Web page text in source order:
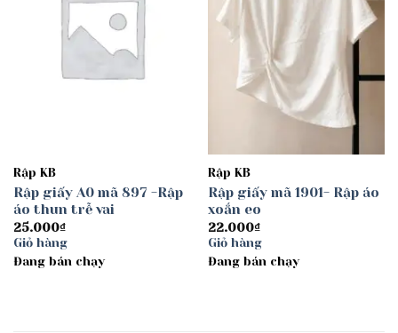
Rập KB
Rập giấy A0 mã 897 -Rập
áo thun trễ vai
25.000₫
Giỏ hàng
Đang bán chạy
Rập KB
Rập giấy mã 1901- Rập áo
xoắn eo
22.000₫
Giỏ hàng
Đang bán chạy